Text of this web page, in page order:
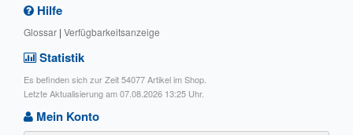
Hilfe
Glossar | Verfügbarkeitsanzeige
Statistik
Es befinden sich zur Zeit 54077 Artikel im Shop.
Letzte Aktualisierung am 07.08.2026 13:25 Uhr.
Mein Konto